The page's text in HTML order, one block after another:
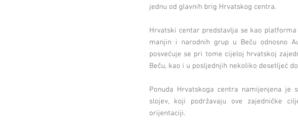
jednu od glavnih brig Hrvatskog centra.
Hrvatski centar predstavlja se kao
manjin i narodnih grup u Beču odnosno
posvećuje se pri tome cijeloj hrvatskoj
Beču, kao i u posljednjih nekoliko desetljeć
Ponuda Hrvatskoga centra namijenjena
slojev, koji podržavaju ove zajedničke
orijentaciji.